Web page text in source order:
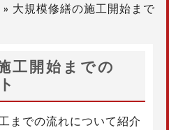
» 大規模修繕の施工開始まで
工開始までの
までの流れについて紹介